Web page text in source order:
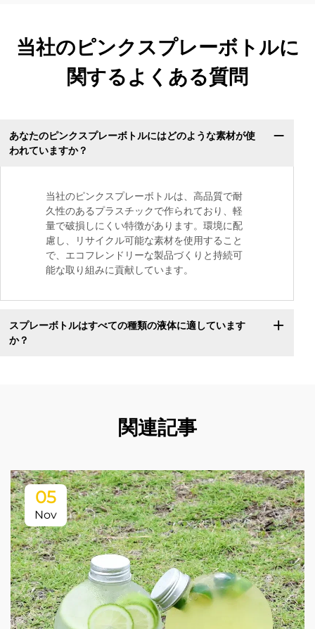
当社のピンクスプレーボトルに
関するよくある質問
あなたのピンクスプレーボトルにはどのような素材が使
われていますか？
当社のピンクスプレーボトルは、高品質で耐
久性のあるプラスチックで作られており、軽
量で破損しにくい特徴があります。環境に配
慮し、リサイクル可能な素材を使用すること
で、エコフレンドリーな製品づくりと持続可
能な取り組みに貢献しています。
スプレーボトルはすべての種類の液体に適しています
か？
関連記事
05
Nov